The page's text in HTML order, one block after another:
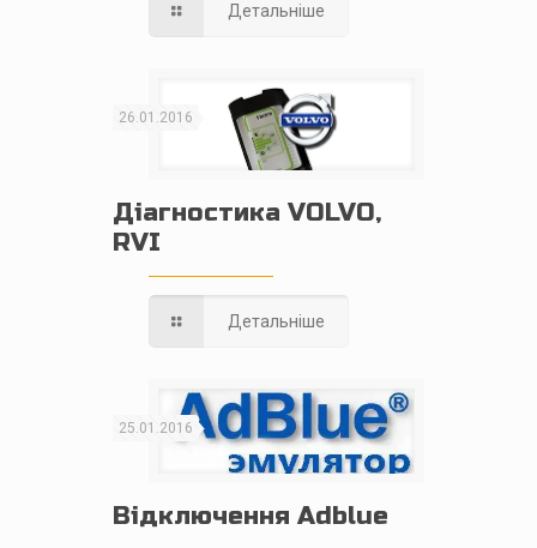
Детальніше
26.01.2016
Діагностика VOLVO,
RVI
Детальніше
25.01.2016
Відключення Adblue